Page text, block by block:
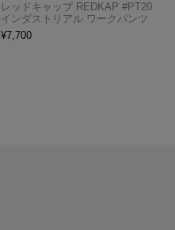
レッドキャップ REDKAP #PT20
インダストリアル ワークパンツ
¥7,700